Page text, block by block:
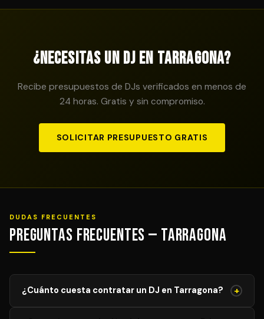
¿Necesitas un DJ en Tarragona?
Recibe presupuestos de DJs verificados en menos de
24 horas. Gratis y sin compromiso.
SOLICITAR PRESUPUESTO GRATIS
DUDAS FRECUENTES
Preguntas Frecuentes — Tarragona
¿Cuánto cuesta contratar un DJ en Tarragona? +